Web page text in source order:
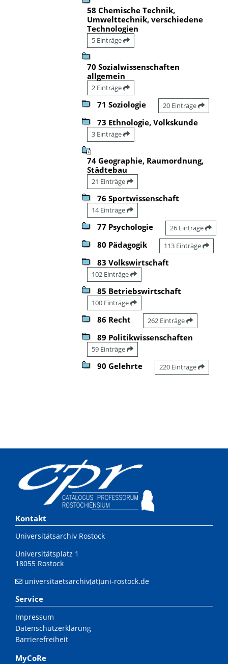
58 Chemische Technik,
Umwelttechnik, verschiedene
Technologien
5 Einträge
70 Sozialwissenschaften
allgemein
2 Einträge
71 Soziologie 20 Einträge
73 Ethnologie, Volkskunde
3 Einträge
74 Geographie, Raumordnung,
Städtebau
21 Einträge
76 Sportwissenschaft
14 Einträge
77 Psychologie 26 Einträge
80 Pädagogik 113 Einträge
83 Volkswirtschaft
102 Einträge
85 Betriebswirtschaft
100 Einträge
86 Recht 262 Einträge
89 Politikwissenschaften
59 Einträge
90 Gelehrte 220 Einträge
Kontakt
Universitätsarchiv Rostock
Universitätsplatz 1
18055 Rostock
universitaetsarchiv(at)uni-rostock.de
Service
Impressum
Datenschutzerklärung
Barrierefreiheit
MyCoRe